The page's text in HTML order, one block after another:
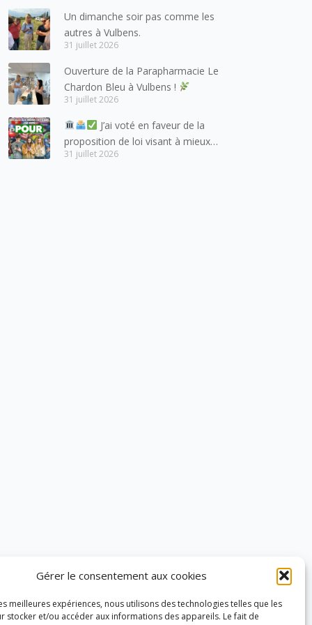
Gérer le consentement aux cookies
meilleures expériences, nous utilisons des technologies telles que les
stocker et/ou accéder aux informations des appareils. Le fait de
salutations à nos voisins et amis
suisses, et plus particulièrement
aux habitants du bassin genevois
lesquels la Haute-Savoie
entretient des liens étroits et
quotidiens.
Un dimanche soir pas comme les
autres à Vulbens.
31 juillet 2026
Ouverture de la Parapharmacie Le
Chardon Bleu à Vulbens !
31 juillet 2026
J’ai voté en faveur de la
proposition de loi visant à mieux
protéger les mineurs des risques
31 juillet 2026